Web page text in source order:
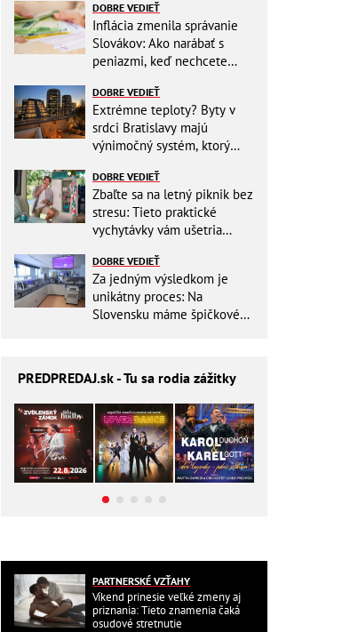
DOBRE VEDIEŤ
Inflácia zmenila správanie
Slovákov: Ako narábať s
peniazmi, keď nechcete
DOBRE VEDIEŤ
Extrémne teploty? Byty v
srdci Bratislavy majú
výnimočný systém, ktorý
DOBRE VEDIEŤ
Zbaľte sa na letný piknik bez
stresu: Tieto praktické
vychytávky vám ušetria
DOBRE VEDIEŤ
Za jedným výsledkom je
unikátny proces: Na
Slovensku máme špičkové
PREDPREDAJ.sk - Tu sa rodia zážitky
PARTNERSKÉ VZŤAHY
Víkend prinesie veľké zmeny aj
priznania: Tieto znamenia čaká
osudové stretnutie